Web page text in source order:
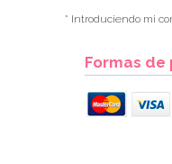
* Introduciendo mi
Formas de